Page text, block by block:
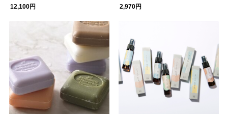
12,100円
2,970円